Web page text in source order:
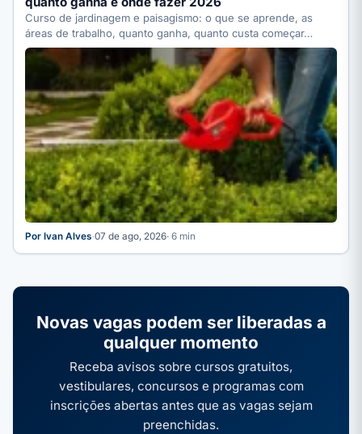
Curso de jardinagem e paisagismo: o que se aprende, as
áreas de trabalho, quanto ganha, quanto custa começar…
Por Ivan Alves·07 de ago, 2026· 6 min
Novas vagas podem ser liberadas a
qualquer momento
Receba avisos sobre cursos gratuitos,
vestibulares, concursos e programas com
inscrições abertas antes que as vagas sejam
preenchidas.